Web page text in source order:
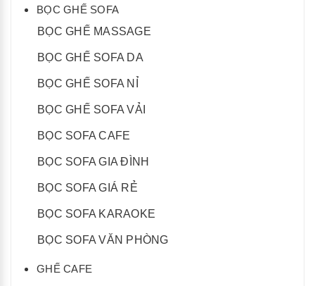
BỌC GHẾ SOFA
BỌC GHẾ MASSAGE
BỌC GHẾ SOFA DA
BỌC GHẾ SOFA NỈ
BỌC GHẾ SOFA VẢI
BỌC SOFA CAFE
BỌC SOFA GIA ĐÌNH
BỌC SOFA GIÁ RẺ
BỌC SOFA KARAOKE
BỌC SOFA VĂN PHÒNG
GHẾ CAFE